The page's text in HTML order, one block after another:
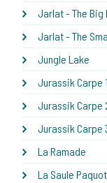
Jarlat - The Big
Jarlat - The
Jungle Lake
Jurassik Carpe 1
Jurassik Carpe
Jurassik Carpe
La Ramade
La Saule Paquot